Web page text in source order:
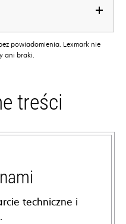
powiadomienia. Lexmark nie
ani braki.
treści
techniczne i